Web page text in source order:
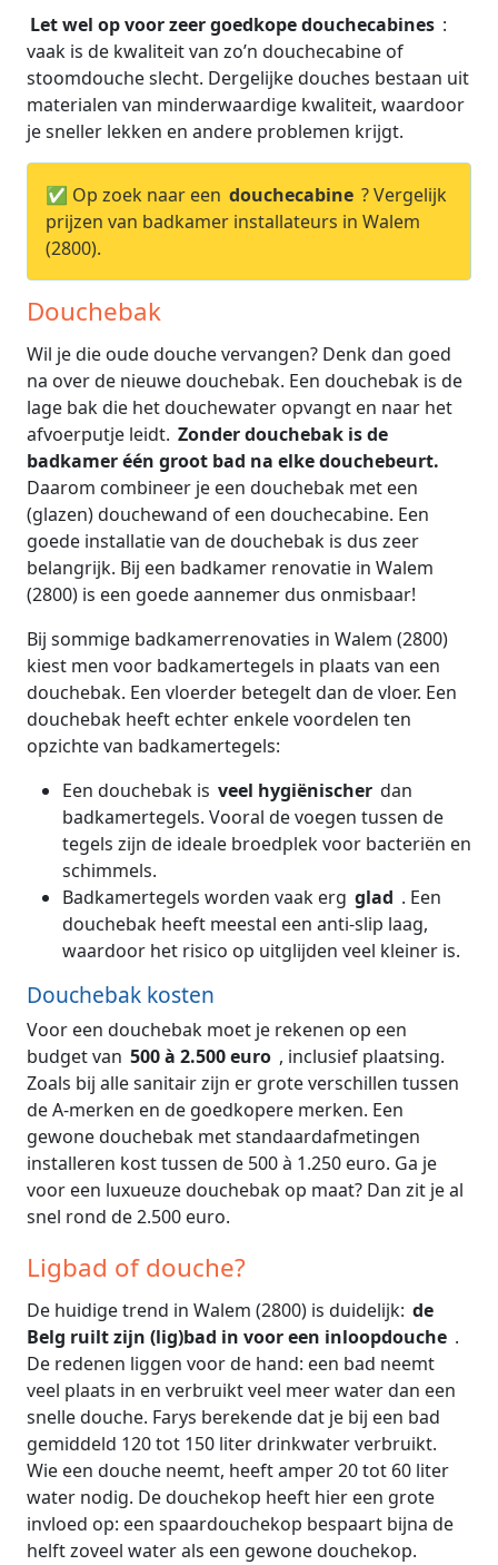
Let wel op voor zeer goedkope douchecabines :
vaak is de kwaliteit van zo’n douchecabine of
stoomdouche slecht. Dergelijke douches bestaan uit
materialen van minderwaardige kwaliteit, waardoor
je sneller lekken en andere problemen krijgt.
✅ Op zoek naar een douchecabine ? Vergelijk
prijzen van badkamer installateurs in Walem
(2800).
Douchebak
Wil je die oude douche vervangen? Denk dan goed
na over de nieuwe douchebak. Een douchebak is de
lage bak die het douchewater opvangt en naar het
afvoerputje leidt. Zonder douchebak is de
badkamer één groot bad na elke douchebeurt.
Daarom combineer je een douchebak met een
(glazen) douchewand of een douchecabine. Een
goede installatie van de douchebak is dus zeer
belangrijk. Bij een badkamer renovatie in Walem
(2800) is een goede aannemer dus onmisbaar!
Bij sommige badkamerrenovaties in Walem (2800)
kiest men voor badkamertegels in plaats van een
douchebak. Een vloerder betegelt dan de vloer. Een
douchebak heeft echter enkele voordelen ten
opzichte van badkamertegels:
Een douchebak is veel hygiënischer dan
badkamertegels. Vooral de voegen tussen de
tegels zijn de ideale broedplek voor bacteriën en
schimmels.
Badkamertegels worden vaak erg glad . Een
douchebak heeft meestal een anti-slip laag,
waardoor het risico op uitglijden veel kleiner is.
Douchebak kosten
Voor een douchebak moet je rekenen op een
budget van 500 à 2.500 euro , inclusief plaatsing.
Zoals bij alle sanitair zijn er grote verschillen tussen
de A-merken en de goedkopere merken. Een
gewone douchebak met standaardafmetingen
installeren kost tussen de 500 à 1.250 euro. Ga je
voor een luxueuze douchebak op maat? Dan zit je al
snel rond de 2.500 euro.
Ligbad of douche?
De huidige trend in Walem (2800) is duidelijk: de
Belg ruilt zijn (lig)bad in voor een inloopdouche .
De redenen liggen voor de hand: een bad neemt
veel plaats in en verbruikt veel meer water dan een
snelle douche. Farys berekende dat je bij een bad
gemiddeld 120 tot 150 liter drinkwater verbruikt.
Wie een douche neemt, heeft amper 20 tot 60 liter
water nodig. De douchekop heeft hier een grote
invloed op: een spaardouchekop bespaart bijna de
helft zoveel water als een gewone douchekop.